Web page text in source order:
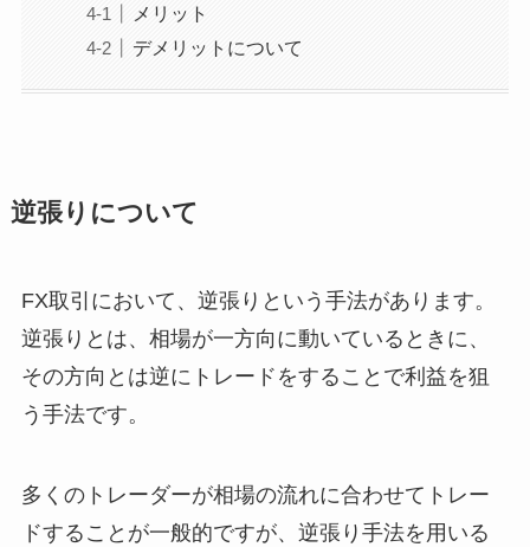
メリット
デメリットについて
逆張りについて
FX取引において、逆張りという手法があります。
逆張りとは、相場が一方向に動いているときに、
その方向とは逆にトレードをすることで利益を狙
う手法です。
多くのトレーダーが相場の流れに合わせてトレー
ドすることが一般的ですが、逆張り手法を用いる